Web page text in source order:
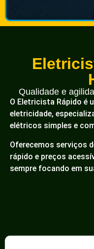
Qualidade e
O Eletricista Rápido é
eletricidade,
elétricos simples e
Oferecemos serviços
rápido e preços
sempre focando em